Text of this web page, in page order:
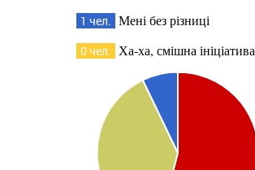
1 чел. Мені без різниці
0 чел. Ха-ха, смішна ініціатива